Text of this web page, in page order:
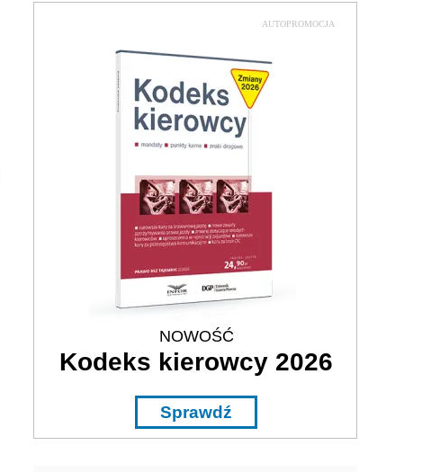
AUTOPROMOCJA
NOWOŚĆ
Kodeks kierowcy 2026
Sprawdź